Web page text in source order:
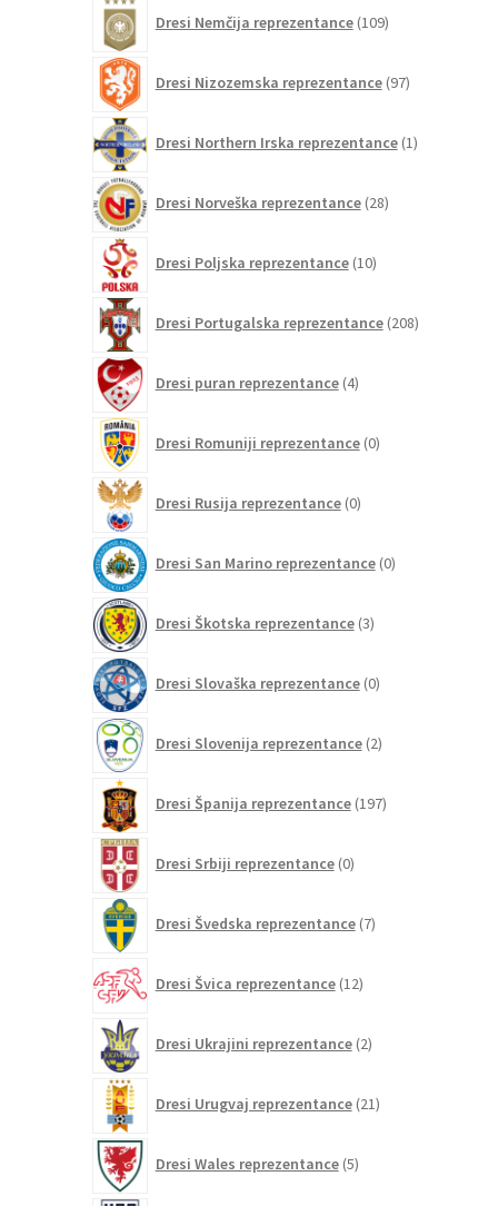
Dresi Nemčija reprezentance 109izdelkov
Dresi Nizozemska reprezentance 97izdelkov
Dresi Northern Irska reprezentance 1izdelek
Dresi Norveška reprezentance 28izdelkov
Dresi Poljska reprezentance 10izdelkov
Dresi Portugalska reprezentance 208izdelkov
Dresi puran reprezentance 4izdelki
Dresi Romuniji reprezentance 0izdelkov
Dresi Rusija reprezentance 0izdelkov
Dresi San Marino reprezentance 0izdelkov
Dresi Škotska reprezentance 3izdelki
Dresi Slovaška reprezentance 0izdelkov
Dresi Slovenija reprezentance 2izdelka
Dresi Španija reprezentance 197izdelkov
Dresi Srbiji reprezentance 0izdelkov
Dresi Švedska reprezentance 7izdelkov
Dresi Švica reprezentance 12izdelkov
Dresi Ukrajini reprezentance 2izdelka
Dresi Urugvaj reprezentance 21izdelkov
Dresi Wales reprezentance 5izdelkov